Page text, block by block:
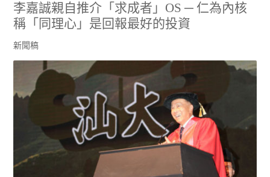
李嘉誠親自推介「求成者」OS ─ 仁為內核
稱「同理心」是回報最好的投資
新聞稿